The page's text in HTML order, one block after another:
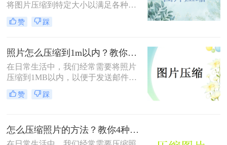
成为一项必备技能。那么怎么把图片
压缩小一点呢？本文从压缩效果、操
作难度、处理速度、隐私安全四个维
实际需求快速做出选择。
将图片压缩到特定大小以满足各种需
求，比如上传至社交媒体、发送电子
邮件或存储到移动设备中。那么怎么
种将图片压缩到200K以下的实用方
法。
赞 踩
照片怎么压缩到1m以内？教你三招压缩照片！
在日常生活中，我们经常需要将照片
压缩到1MB以内，以便于发送邮件、
上传到社交媒体或满足特定平台的要
求。那么照片怎么压缩到1m以内呢？
赞 踩
怎么压缩照片的方法？教你4种实用方法!！